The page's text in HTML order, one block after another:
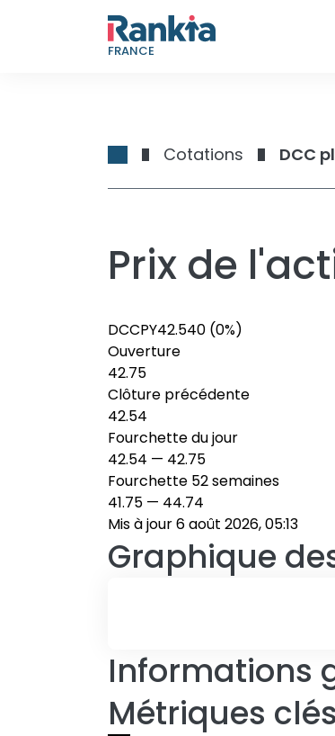
FRANCE
Cotations DCC
Prix de
DCCPY42.540 (0%)
Ouverture
42.75
Clôture précédente
42.54
Fourchette du jour
42.54 — 42.75
Fourchette 52 semaines
41.75 — 44.74
Mis à jour 6 août 2026, 05:13
Graphique
Informations
Métriques